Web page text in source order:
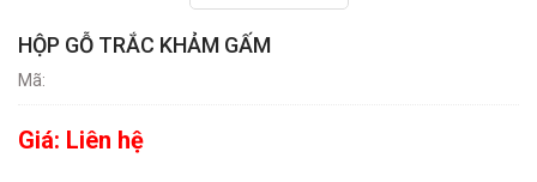
HỘP GỖ TRẮC KHẢM GẤM
Mã:
Giá: Liên hệ